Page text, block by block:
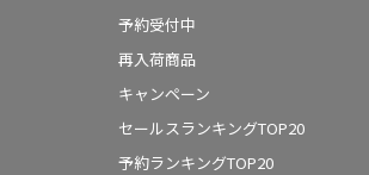
予約受付中
再入荷商品
キャンペーン
セールスランキングTOP20
予約ランキングTOP20